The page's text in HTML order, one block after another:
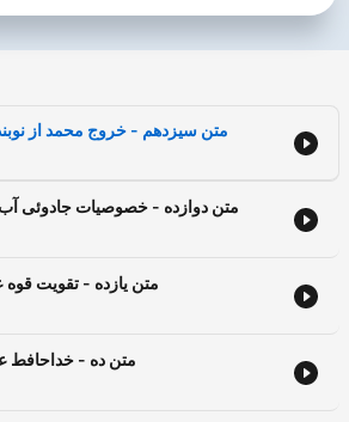
متن سیزدهم - خروج محمد از
متن دوازده - خصوصیات جادوئی
متن یازده - تقویت
متن ده - خداحافط